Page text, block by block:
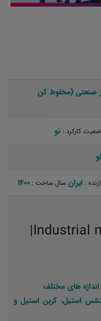
صنعتی (مخلوط کن
کارکرد : نو ‏
: ایران سال ساخت : 1400
میکسر صنعتی|Industrial mixer|
های مختلف
استیل، کربن استیل و